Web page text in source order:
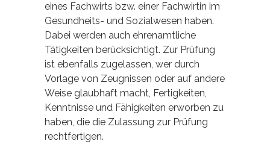
eines Fachwirts bzw. einer Fachwirtin im
Gesundheits- und Sozialwesen haben.
Dabei werden auch ehrenamtliche
Tätigkeiten berücksichtigt. Zur Prüfung
ist ebenfalls zugelassen, wer durch
Vorlage von Zeugnissen oder auf andere
Weise glaubhaft macht, Fertigkeiten,
Kenntnisse und Fähigkeiten erworben zu
haben, die die Zulassung zur Prüfung
rechtfertigen.